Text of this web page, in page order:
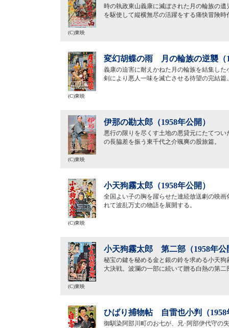
時の執政東山義康に滅ぼされた月の輪族の
を駆使して縦横無尽の活躍をする痛快冒険時
(C)東映
変幻胡蝶の雨 月の輪族の逆襲（
義康の迫害に耐えかねた月の輪族を結集し
剣により悪人一味を滅亡させる待望の完結篇
(C)東映
伊那の勘太郎（1958年公開）
悪行の限りを尽くす土地の悪貸元にたてつ
の長脇差を振う東千代之介颯爽の股旅篇。
(C)東映
小天狗霧太郎（1958年公開）
全国よい子の胸を躍らせた連続放送劇の映
れて波乱万丈の物語を展開する。
(C)東映
小天狗霧太郎 第二部（1958年公
秘宝の鍵を秘める金と銀の鈴を求める小天
大決戦。波瀾の一部に続いて贈る白熱の第二
(C)東映
ひばり捕物帖 自雷也小判（1958
御馴染阿部川町のお七が、兄･阿部伊代守の